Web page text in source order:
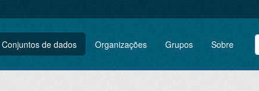
Conjuntos de dados Organizações Grupos Sobre